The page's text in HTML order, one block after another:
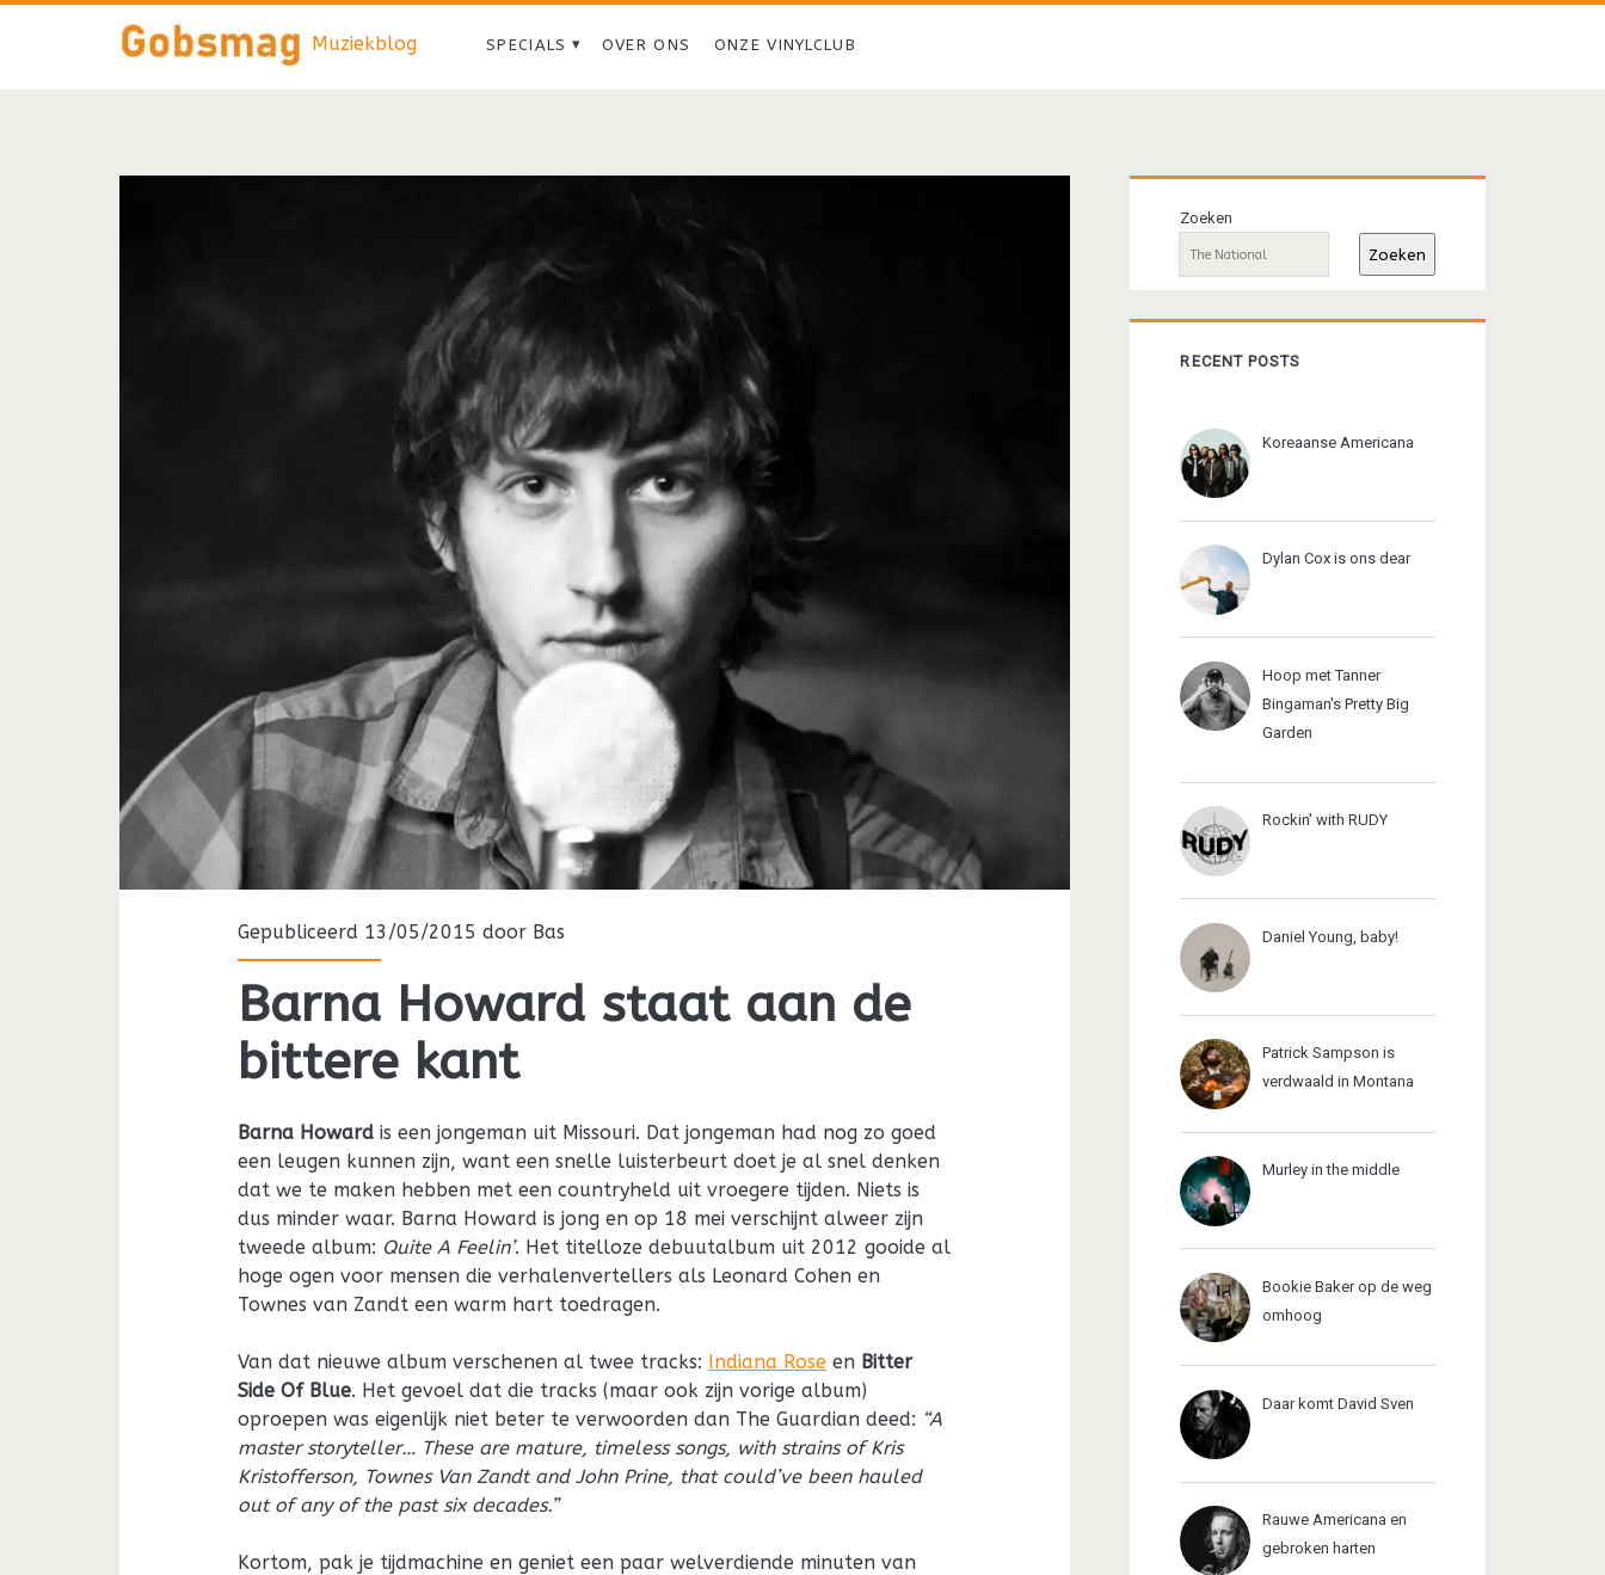
Muziekblog SPECIALS OVER ONS ONZE VINYLCLUB
Gepubliceerd 13/05/2015 door Bas
Barna Howard staat aan de
bittere kant
Barna Howard is een jongeman uit Missouri. Dat jongeman had nog zo goed
een leugen kunnen zijn, want een snelle luisterbeurt doet je al snel denken
dat we te maken hebben met een countryheld uit vroegere tijden. Niets is
dus minder waar. Barna Howard is jong en op 18 mei verschijnt alweer zijn
tweede album: Quite A Feelin’. Het titelloze debuutalbum uit 2012 gooide al
hoge ogen voor mensen die verhalenvertellers als Leonard Cohen en
Townes van Zandt een warm hart toedragen.
Van dat nieuwe album verschenen al twee tracks: Indiana Rose en Bitter
Side Of Blue. Het gevoel dat die tracks (maar ook zijn vorige album)
oproepen was eigenlijk niet beter te verwoorden dan The Guardian deed: “A
master storyteller… These are mature, timeless songs, with strains of Kris
Kristofferson, Townes Van Zandt and John Prine, that could’ve been hauled
out of any of the past six decades.”
Kortom, pak je tijdmachine en geniet een paar welverdiende minuten van
Primaire
sidebar
Zoeken
Zoeken
RECENT POSTS
Koreaanse Americana
Dylan Cox is ons dear
Hoop met Tanner
Bingaman's Pretty Big
Garden
Rockin' with RUDY
Daniel Young, baby!
Patrick Sampson is
verdwaald in Montana
Murley in the middle
Bookie Baker op de weg
omhoog
Daar komt David Sven
Rauwe Americana en
gebroken harten